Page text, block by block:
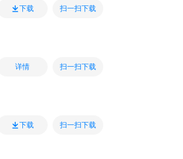
下载 扫一扫下载
详情 扫一扫下载
下载 扫一扫下载